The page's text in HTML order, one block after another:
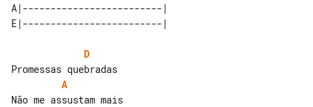
A|-------------------------|
D
A